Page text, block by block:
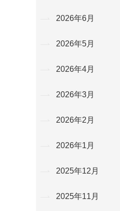
2026年6月
2026年5月
2026年4月
2026年3月
2026年2月
2026年1月
2025年12月
2025年11月